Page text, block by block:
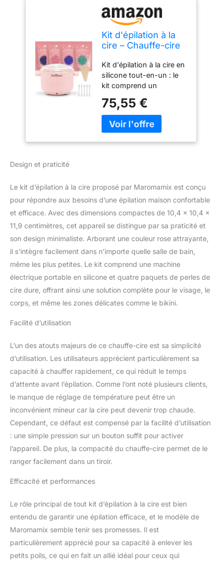
Kit d'épilation à la
cire – Chauffe-cire
épilation avec 4
paquets de perles
de cire dure,
machine électrique
portable en silicone
pour tout le corps,
le visage, les
sourcils, bikini
Kit d'épilation à la cire en
silicone tout-en-un : le
kit comprend un
mobile avec une poignée
en silicone et un
couvercle transparent. Il
bâtons de poils de nez,
ce qui en fait un
ensemble complet pour
d'épilation à la maison
Design portable : notre
chauffe-cire en silicone
pour épilation est conçu
léger, ce qui le rend facile
à transporter et à ranger.
Le matériau en silicone
une cire de qualité
professionnelle partout
à la maison ou en
voyage. Faites
l'expérience d'un
processus d'épilation sûr
et sans tracas avec ce
chauffe-cire portable
Convient pour une
variété d'utilisations
corporelles : notre
hommes qu'aux
expérience d'épilation
sûre, efficace et facile. Il
fonctionne avec tous les
types de cire et formes
75,55 €
Design et praticité
Le kit d’épilation à la cire proposé par Maromamix est conçu
pour répondre aux besoins d’une épilation maison confortable
et efficace. Avec des dimensions compactes de 10,4 x 10,4 x
11,9 centimètres, cet appareil se distingue par sa praticité et
son design minimaliste. Arborant une couleur rose attrayante,
il s’intègre facilement dans n’importe quelle salle de bain,
même les plus petites. Le kit comprend une machine
électrique portable en silicone et quatre paquets de perles de
cire dure, offrant ainsi une solution complète pour le visage, le
corps, et même les zones délicates comme le bikini.
Facilité d’utilisation
L’un des atouts majeurs de ce chauffe-cire est sa simplicité
d’utilisation. Les utilisateurs apprécient particulièrement sa
capacité à chauffer rapidement, ce qui réduit le temps
d’attente avant l’épilation. Comme l’ont noté plusieurs clients,
le manque de réglage de température peut être un
inconvénient mineur car la cire peut devenir trop chaude.
Cependant, ce défaut est compensé par la facilité d’utilisation
: une simple pression sur un bouton suffit pour activer
l’appareil. De plus, la compacité du chauffe-cire permet de le
ranger facilement dans un tiroir.
Efficacité et performances
Le rôle principal de tout kit d’épilation à la cire est bien
entendu de garantir une épilation efficace, et le modèle de
Maromamix semble tenir ses promesses. Il est
particulièrement apprécié pour sa capacité à enlever les
petits poils, ce qui en fait un allié idéal pour ceux qui